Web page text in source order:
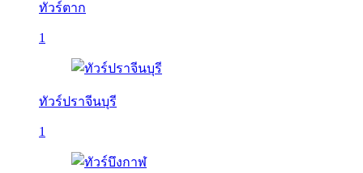
ทัวร์ตาก
1
ทัวร์ปราจีนบุรี
1